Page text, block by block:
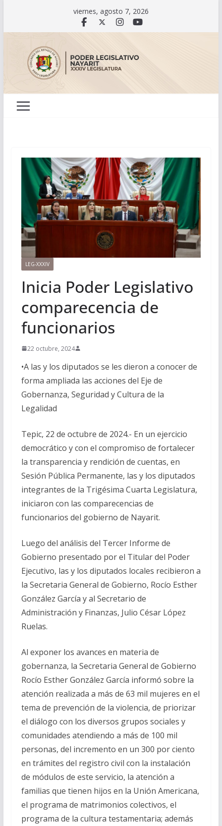
contenido
viernes, agosto 7, 2026
LEG-XXXIV
Inicia Poder Legislativo
comparecencia de
funcionarios
22 octubre, 2024
•A las y los diputados se les dieron a conocer de
forma ampliada las acciones del Eje de
Gobernanza, Seguridad y Cultura de la
Legalidad
Tepic, 22 de octubre de 2024.- En un ejercicio
democrático y con el compromiso de fortalecer
la transparencia y rendición de cuentas, en
Sesión Pública Permanente, las y los diputados
integrantes de la Trigésima Cuarta Legislatura,
iniciaron con las comparecencias de
funcionarios del gobierno de Nayarit.
Luego del análisis del Tercer Informe de
Gobierno presentado por el Titular del Poder
Ejecutivo, las y los diputados locales recibieron a
la Secretaria General de Gobierno, Rocío Esther
González García y al Secretario de
Administración y Finanzas, Julio César López
Ruelas.
Al exponer los avances en materia de
gobernanza, la Secretaria General de Gobierno
Rocío Esther González García informó sobre la
atención realizada a más de 63 mil mujeres en el
tema de prevención de la violencia, de priorizar
el diálogo con los diversos grupos sociales y
comunidades atendiendo a más de 100 mil
personas, del incremento en un 300 por ciento
en trámites del registro civil con la instalación
de módulos de este servicio, la atención a
familias que tienen hijos en la Unión Americana,
el programa de matrimonios colectivos, el
programa de la cultura testamentaria; además